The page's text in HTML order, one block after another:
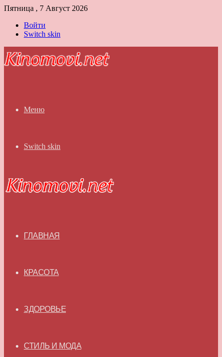
Пятница , 7 Август 2026
Войти
Switch skin
Меню
Switch skin
ГЛАВНАЯ
КРАСОТА
ЗДОРОВЬЕ
СТИЛЬ И МОДА